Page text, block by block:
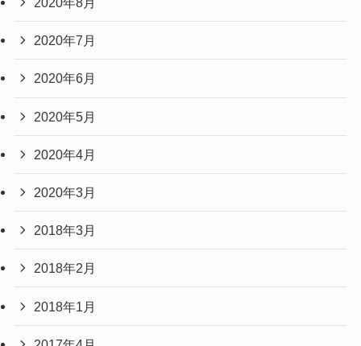
2020年7月
2020年6月
2020年5月
2020年4月
2020年3月
2018年3月
2018年2月
2018年1月